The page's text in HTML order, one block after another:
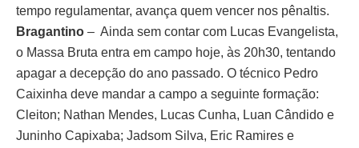
tempo regulamentar, avança quem vencer nos pênaltis.
Bragantino – Ainda sem contar com Lucas Evangelista,
o Massa Bruta entra em campo hoje, às 20h30, tentando
apagar a decepção do ano passado. O técnico Pedro
Caixinha deve mandar a campo a seguinte formação:
Cleiton; Nathan Mendes, Lucas Cunha, Luan Cândido e
Juninho Capixaba; Jadsom Silva, Eric Ramires e